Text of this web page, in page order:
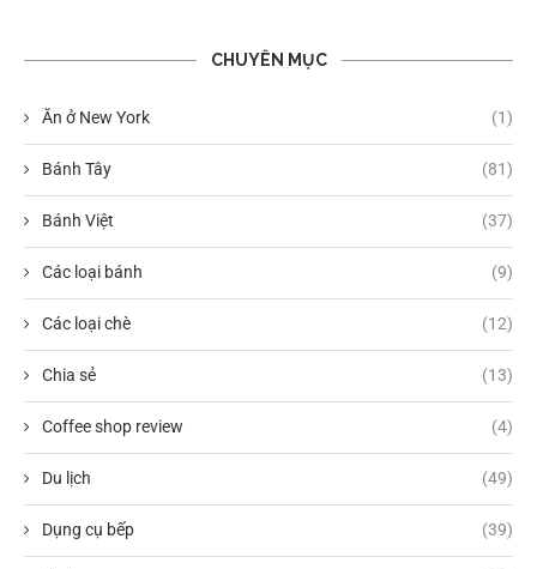
CHUYÊN MỤC
Ăn ở New York (1)
Bánh Tây (81)
Bánh Việt (37)
Các loại bánh (9)
Các loại chè (12)
Chia sẻ (13)
Coffee shop review (4)
Du lịch (49)
Dụng cụ bếp (39)